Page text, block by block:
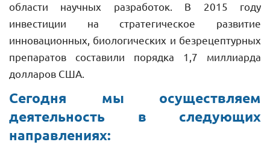
области научных разработок. В 2015 году
инвестиции на стратегическое развитие
инновационных, биологических и безрецептурных
препаратов составили порядка 1,7 миллиарда
долларов США.
Сегодня мы осуществляем
деятельность в следующих
направлениях: